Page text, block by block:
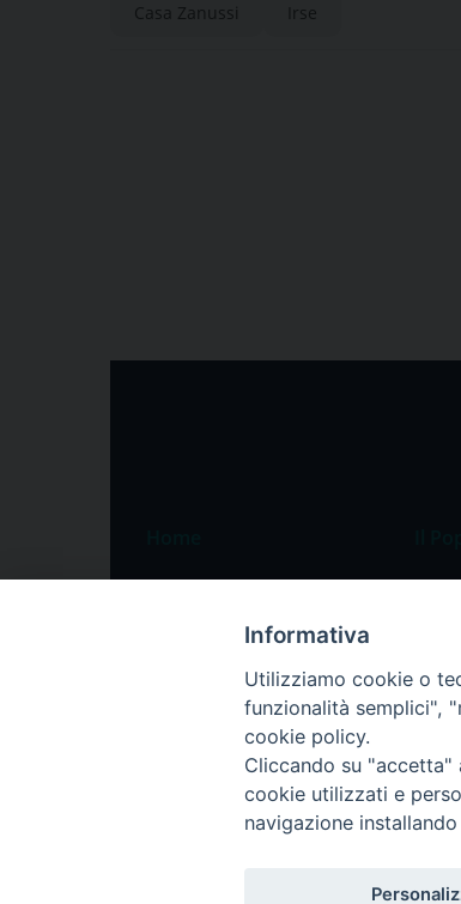
Casa Zanussi Irse
Speciali
Pordenone
Portogruaro
Friuli Occidentale
Veneto Orientale
Il
La
Informativa
Utilizziamo cookie o
funzionalità semplici",
cookie policy.
Cliccando su "accetta"
cookie utilizzati e
navigazione